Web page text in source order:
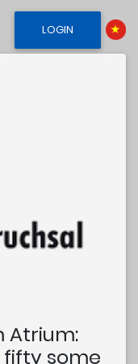
LOGIN
Atrium:
some